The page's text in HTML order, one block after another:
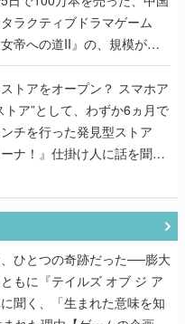
ラクティブドラマゲーム
女帝への道II』の、規模が違
ロデューサーに聞いた
をオープン？ スマホア
トア”として、わずか6ヵ月で
チを行った発見型ストア
ーナ！』仕掛け人に話を聞い
、ひとつの奇跡だった──膨大
もに『テイルズ オブ ジ ア
聞く、「生まれた意味を知